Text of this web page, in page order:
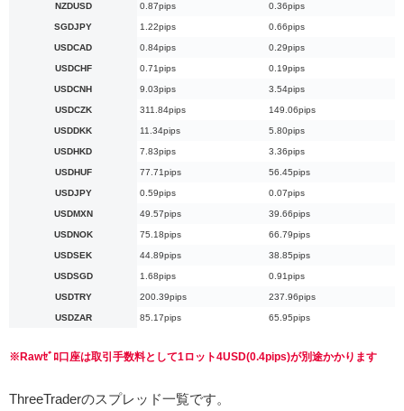
NZDUSD 0.87pips 0.36pips
SGDJPY 1.22pips 0.66pips
USDCAD 0.84pips 0.29pips
USDCHF 0.71pips 0.19pips
USDCNH 9.03pips 3.54pips
USDCZK 311.84pips 149.06pips
USDDKK 11.34pips 5.80pips
USDHKD 7.83pips 3.36pips
USDHUF 77.71pips 56.45pips
USDJPY 0.59pips 0.07pips
USDMXN 49.57pips 39.66pips
USDNOK 75.18pips 66.79pips
USDSEK 44.89pips 38.85pips
USDSGD 1.68pips 0.91pips
USDTRY 200.39pips 237.96pips
USDZAR 85.17pips 65.95pips
※Rawｾﾞﾛ口座は取引手数料として1ロット4USD(0.4pips)が別途かかります
ThreeTraderのスプレッド一覧です。